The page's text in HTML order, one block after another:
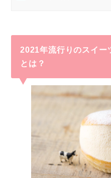
2021年流行りのスイー
とは？